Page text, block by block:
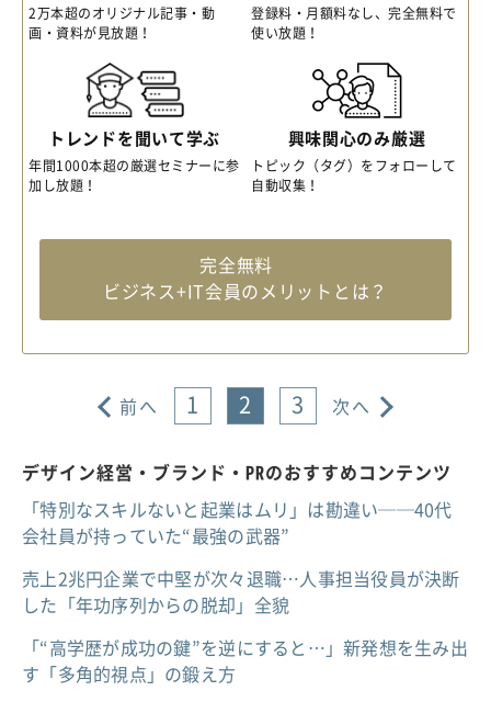
2万本超のオリジナル記事・動
画・資料が見放題！
登録料・月額料なし、完全無料で
使い放題！
トレンドを聞いて学ぶ
年間1000本超の厳選セミナーに参
加し放題！
興味関心のみ厳選
トピック（タグ）をフォローして
自動収集！
完全無料
ビジネス+IT会員のメリットとは？
前へ 1 2 3 次へ
デザイン経営・ブランド・PRのおすすめコンテンツ
「特別なスキルないと起業はムリ」は勘違い──40代
会社員が持っていた“最強の武器”
売上2兆円企業で中堅が次々退職…人事担当役員が決断
した「年功序列からの脱却」全貌
「“高学歴が成功の鍵”を逆にすると…」新発想を生み出
す「多角的視点」の鍛え方